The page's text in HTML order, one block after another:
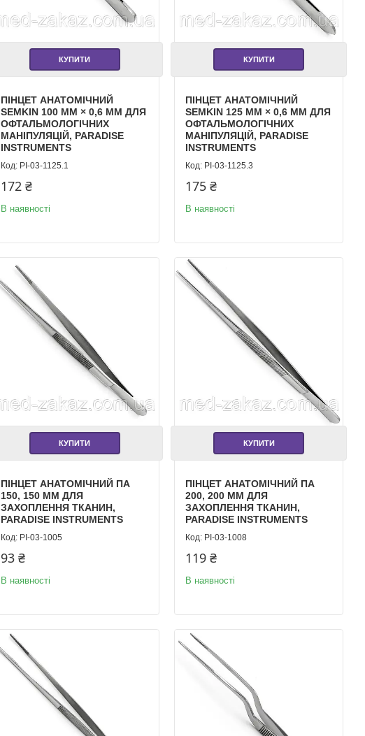
КУПИТИ
ПІНЦЕТ АНАТОМІЧНИЙ
SEMKIN 100 ММ × 0,6 ММ ДЛЯ
ОФТАЛЬМОЛОГІЧНИХ
МАНІПУЛЯЦІЙ, PARADISE
INSTRUMENTS
PI-03-1125.1
172 ₴
В наявності
КУПИТИ
ПІНЦЕТ АНАТОМІЧНИЙ
SEMKIN 125 ММ × 0,6 ММ ДЛЯ
ОФТАЛЬМОЛОГІЧНИХ
МАНІПУЛЯЦІЙ, PARADISE
INSTRUMENTS
PI-03-1125.3
175 ₴
В наявності
КУПИТИ
ПІНЦЕТ АНАТОМІЧНИЙ ПА
150, 150 ММ ДЛЯ
ЗАХОПЛЕННЯ ТКАНИН,
PARADISE INSTRUMENTS
PI-03-1005
93 ₴
В наявності
КУПИТИ
ПІНЦЕТ АНАТОМІЧНИЙ ПА
200, 200 ММ ДЛЯ
ЗАХОПЛЕННЯ ТКАНИН,
PARADISE INSTRUMENTS
PI-03-1008
119 ₴
В наявності